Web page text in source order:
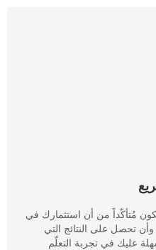
مُتأكّداً من أن استثمارك في
وأن تحصل على النتائج التي
عليك في تجربة التعلّم